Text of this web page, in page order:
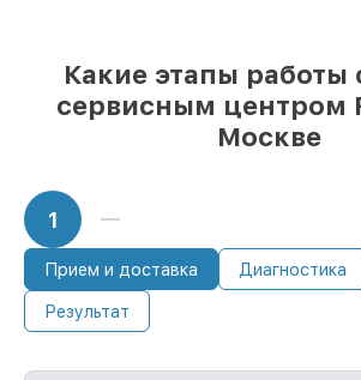
Какие этапы
сервисным центром
Москве
1
Прием и доставка Диагностика
Результат